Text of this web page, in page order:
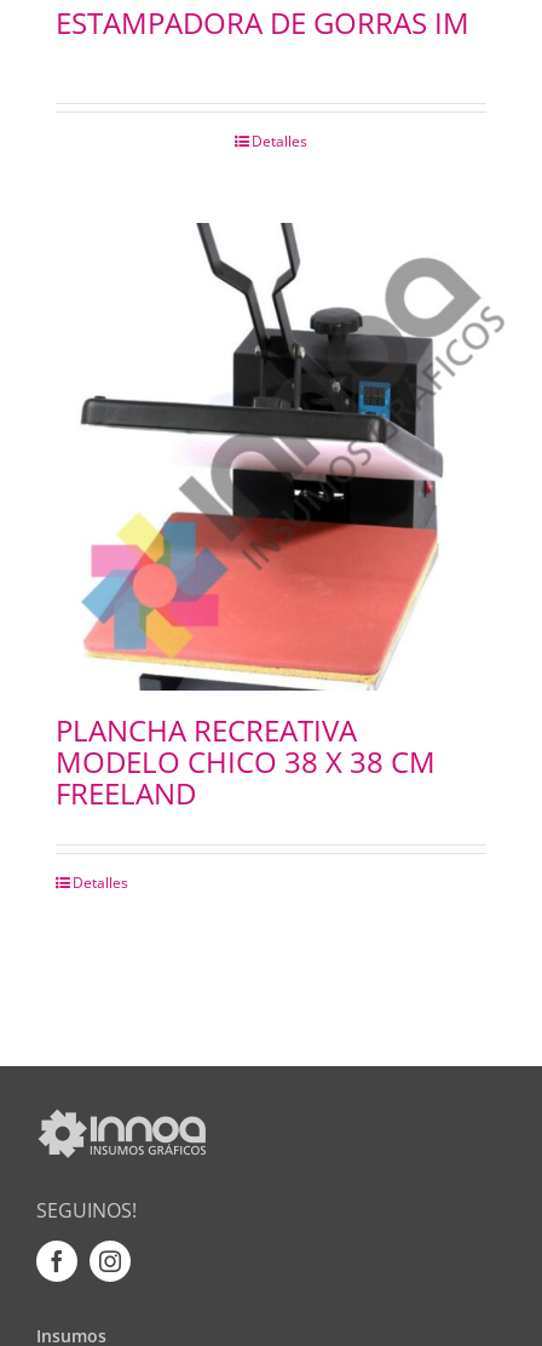
ESTAMPADORA DE GORRAS IM
Detalles
PLANCHA RECREATIVA
MODELO CHICO 38 X 38 CM
FREELAND
Detalles
SEGUINOS!
Insumos